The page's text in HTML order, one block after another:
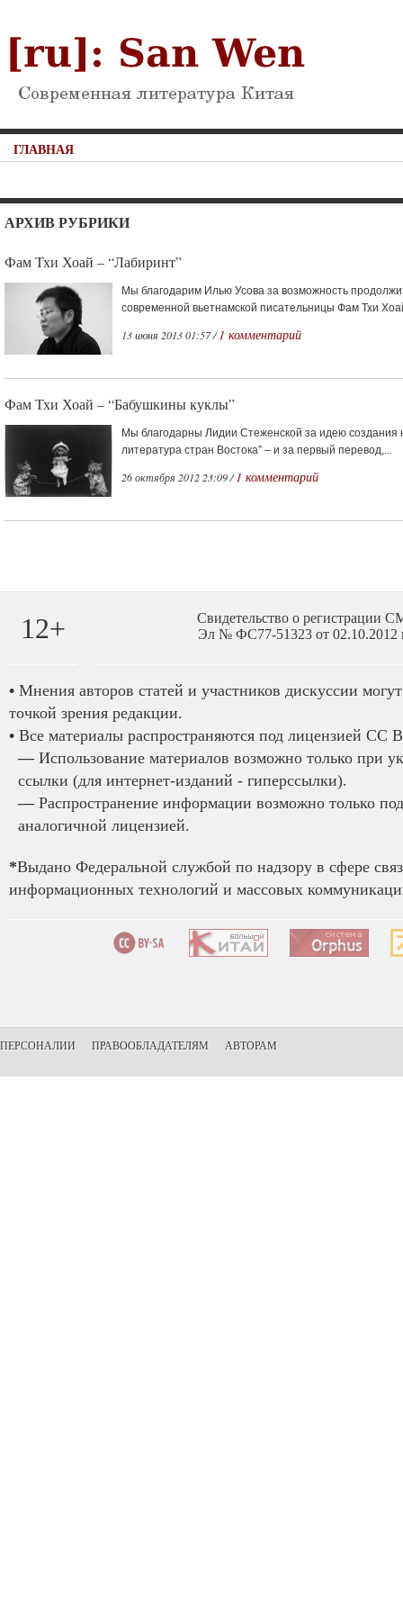
ГЛАВНАЯ
АРХИВ РУБРИКИ
Фам Тхи Хоай – “Лабиринт”
Мы благодарим Илью Усова за возможность
современной вьетнамской писательницы Фам Тхи
13 июня 2013 01:57 /1 комментарий
Фам Тхи Хоай – “Бабушкины куклы”
Мы благодарны Лидии Стеженской за идею создания
литература стран Востока” – и за первый перевод,...
26 октября 2012 23:09 /1 комментарий
12+
Свидетельство о регистрации
Эл № ФС77-51323 от 02.10.2012
• Мнения авторов статей и участников дискуссии
точкой зрения редакции.
• Все материалы распространяются под лицензией CC
—Использование материалов возможно только при
ссылки (для интернет-изданий - гиперссылки).
—Распространение информации возможно только
аналогичной лицензией.
*Выдано Федеральной службой по надзору в сфере
информационных технологий и массовых
ПЕРСОНАЛИИ ПРАВООБЛАДАТЕЛЯМ АВТОРАМ